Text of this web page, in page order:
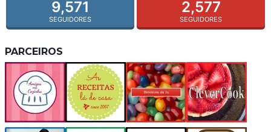
9,571
SEGUIDORES
2,577
SEGUIDORES
PARCEIROS